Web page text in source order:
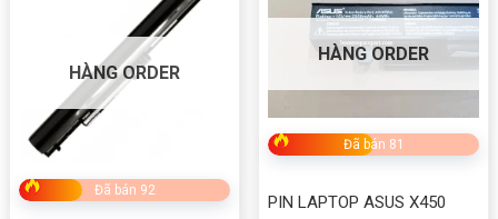
ZBook Firefly 14 G7 / G8
Lợi ích khi thay Pin laptop HP 840 G7
Duy trì
tác vụ nặng.
Kéo dài tuổi thọ thiết bị, hạn chế tình trạngpin phồng,
HÀNG ORDER
Đã bán 92
HÀNG ORDER
Đã bán 81
PIN LAPTOP ASUS X450